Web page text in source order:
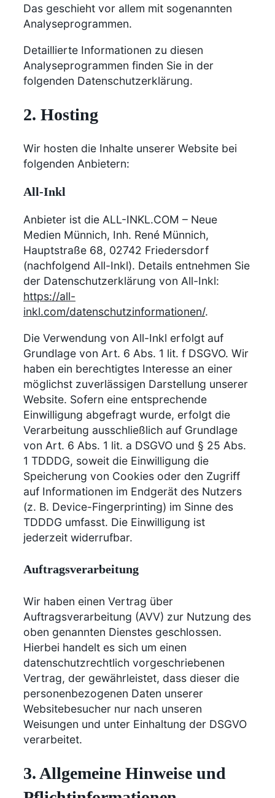
Das geschieht vor allem mit sogenannten
Analyseprogrammen.
Detaillierte Informationen zu diesen
Analyseprogrammen finden Sie in der
folgenden Datenschutzerklärung.
2. Hosting
Wir hosten die Inhalte unserer Website bei
folgenden Anbietern:
All-Inkl
Anbieter ist die ALL-INKL.COM – Neue
Medien Münnich, Inh. René Münnich,
Hauptstraße 68, 02742 Friedersdorf
(nachfolgend All-Inkl). Details entnehmen Sie
der Datenschutzerklärung von All-Inkl:
https://all-
inkl.com/datenschutzinformationen/.
Die Verwendung von All-Inkl erfolgt auf
Grundlage von Art. 6 Abs. 1 lit. f DSGVO. Wir
haben ein berechtigtes Interesse an einer
möglichst zuverlässigen Darstellung unserer
Website. Sofern eine entsprechende
Einwilligung abgefragt wurde, erfolgt die
Verarbeitung ausschließlich auf Grundlage
von Art. 6 Abs. 1 lit. a DSGVO und § 25 Abs.
1 TDDDG, soweit die Einwilligung die
Speicherung von Cookies oder den Zugriff
auf Informationen im Endgerät des Nutzers
(z. B. Device-Fingerprinting) im Sinne des
TDDDG umfasst. Die Einwilligung ist
jederzeit widerrufbar.
Auftragsverarbeitung
Wir haben einen Vertrag über
Auftragsverarbeitung (AVV) zur Nutzung des
oben genannten Dienstes geschlossen.
Hierbei handelt es sich um einen
datenschutzrechtlich vorgeschriebenen
Vertrag, der gewährleistet, dass dieser die
personenbezogenen Daten unserer
Websitebesucher nur nach unseren
Weisungen und unter Einhaltung der DSGVO
verarbeitet.
3. Allgemeine Hinweise und